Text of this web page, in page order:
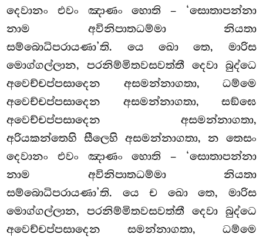
දෙවානං එවං ඤාණං හොති – ‘සොතාපන්නා
නාම අවිනිපාතධම්මා නියතා
සම්බොධිපරායණා’ති. යෙ ඛො තෙ, මාරිස
මොග්ගල්ලාන, පරනිම්මිතවසවත්තී දෙවා බුද්ධෙ
අවෙච්චප්පසාදෙන අසමන්නාගතා, ධම්මෙ
අවෙච්චප්පසාදෙන අසමන්නාගතා, සඞ්ඝෙ
අවෙච්චප්පසාදෙන අසමන්නාගතා,
අරියකන්තෙහි සීලෙහි අසමන්නාගතා, න තෙසං
දෙවානං එවං ඤාණං හොති – ‘සොතාපන්නා
නාම අවිනිපාතධම්මා නියතා
සම්බොධිපරායණා’ති. යෙ ච ඛො තෙ, මාරිස
මොග්ගල්ලාන, පරනිම්මිතවසවත්තී දෙවා බුද්ධෙ
අවෙච්චප්පසාදෙන සමන්නාගතා, ධම්මෙ